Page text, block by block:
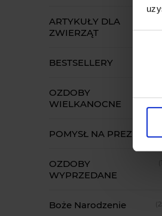
ARTYKUŁY DLA
ZWIERZĄT
BESTSELLERY
OZDOBY
WIELKANOCNE
POMYSŁ NA PREZENT
OZDOBY
WYPRZEDANE
Boże Narodzenie